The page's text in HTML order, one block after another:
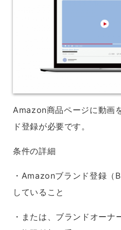
Amazon商品ページに動画
ド登録が必要です。
条件の詳細
・Amazonブランド登録
していること
・または、ブランドオーナ